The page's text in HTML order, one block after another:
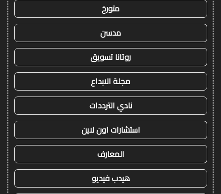
متورخ
مدسن
روتانا تسويق
مجلة الابداع
نادي الترددات
استشارات اون لاين
المعارف
هيدب فيديو